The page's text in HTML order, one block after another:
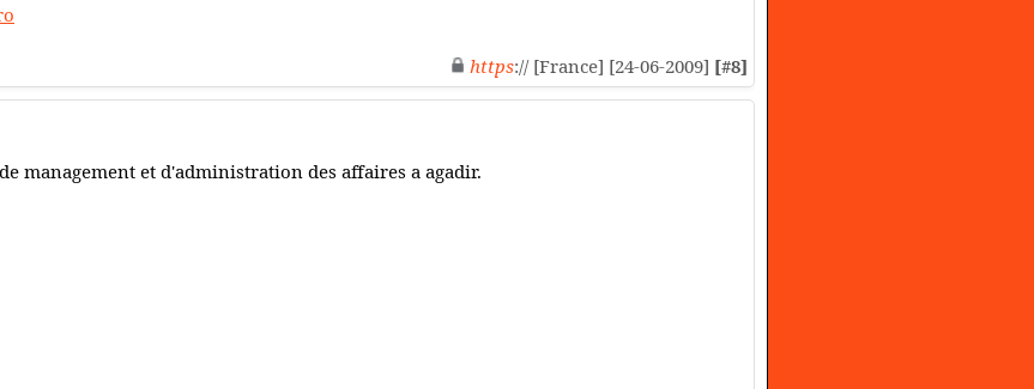
https:// [France] [24-06-2009] [#8]
management et d'administration des affaires a agadir.